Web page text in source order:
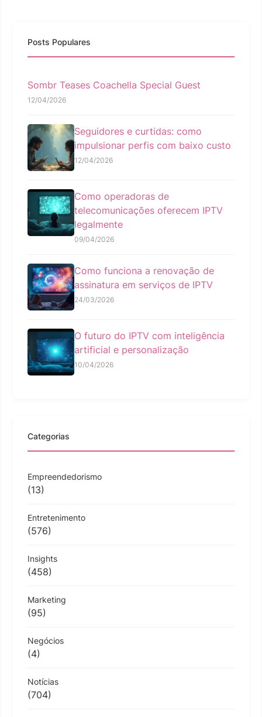
Posts Populares
Sombr Teases Coachella Special Guest
12/04/2026
Seguidores e curtidas: como
impulsionar perfis com baixo custo
12/04/2026
Como operadoras de
telecomunicações oferecem IPTV
legalmente
09/04/2026
Como funciona a renovação de
assinatura em serviços de IPTV
24/03/2026
O futuro do IPTV com inteligência
artificial e personalização
10/04/2026
Categorias
Empreendedorismo
(13)
Entretenimento
(576)
Insights
(458)
Marketing
(95)
Negócios
(4)
Notícias
(704)